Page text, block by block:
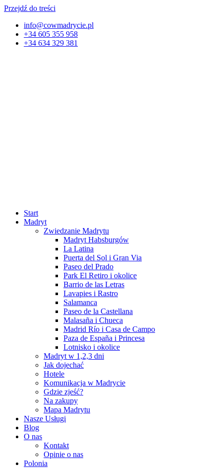
Przejdź do treści
info@cowmadrycie.pl
+34 605 355 958
+34 634 329 381​
Start
Madryt
Zwiedzanie Madrytu
Madryt Habsburgów
La Latina
Puerta del Sol i Gran Via
Paseo del Prado
Park El Retiro i okolice
Barrio de las Letras
Lavapies i Rastro
Salamanca
Paseo de la Castellana
Malasaña i Chueca
Madrid Río i Casa de Campo
Paza de España i Princesa
Lotnisko i okolice
Madryt w 1,2,3 dni
Jak dojechać
Hotele
Komunikacja w Madrycie
Gdzie zjeść?
Na zakupy
Mapa Madrytu
Nasze Usługi
Blog
O nas
Kontakt
Opinie o nas
Polonia